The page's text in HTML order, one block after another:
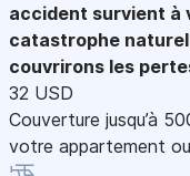
accident survient à
catastrophe
couvrirons les
32 USD
Couverture jusqu’à
votre appartement